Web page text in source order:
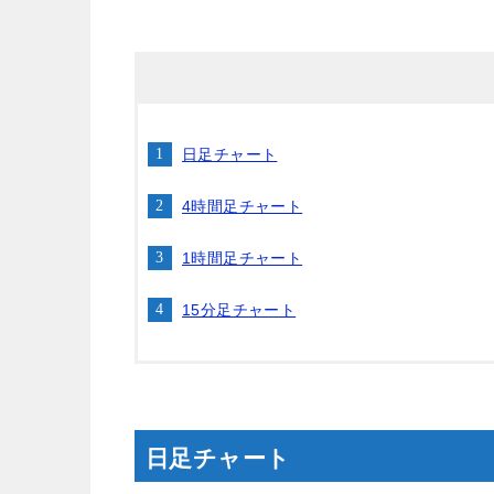
日足チャート
4時間足チャート
1時間足チャート
15分足チャート
日足チャート